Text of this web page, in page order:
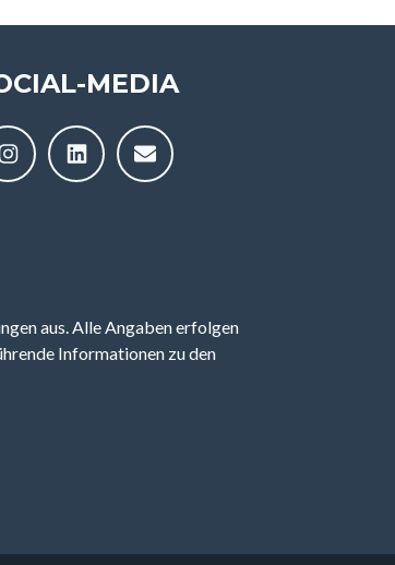
MEDIA
aus. Alle Angaben erfolgen
Informationen zu den